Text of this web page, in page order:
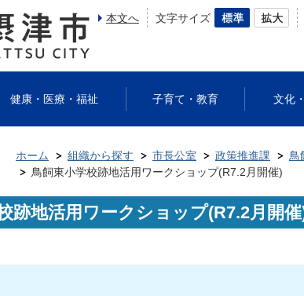
本文へ 文字サイズ
健康・医療・福祉 子育て・教育 文化
ホーム 組織から探す 市長公室 政策推進課 鳥
鳥飼東小学校跡地活用ワークショップ(R7.2月開催)
跡地活用ワークショップ(R7.2月開